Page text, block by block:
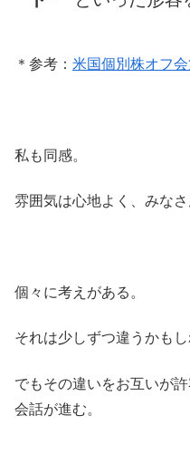
＊参考： 米国個別株オフ
私も同感。
雰囲気は心地よく、みなさ
個々に考えがある。
それは少しずつ違うかもし
でもその違いをお互いが
会話が進む。